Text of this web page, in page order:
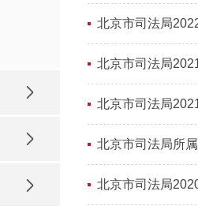
北京市司法局
北京市司法局
北京市司法局
北京市司法局所
北京市司法局